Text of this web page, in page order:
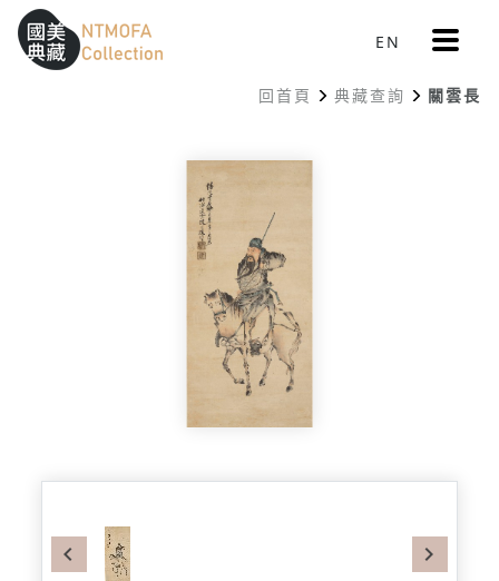
跳到中間主要內容區
網站導覽
::: EN 更
多
單
回首頁 典藏查詢 關雲長